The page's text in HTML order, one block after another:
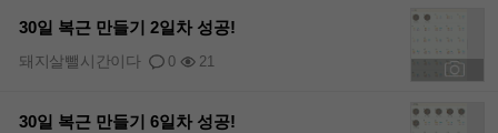
30일 복근 만들기 2일차 성공!
0 21
돼지살뺄시간이다
30일 복근 만들기 6일차 성공!